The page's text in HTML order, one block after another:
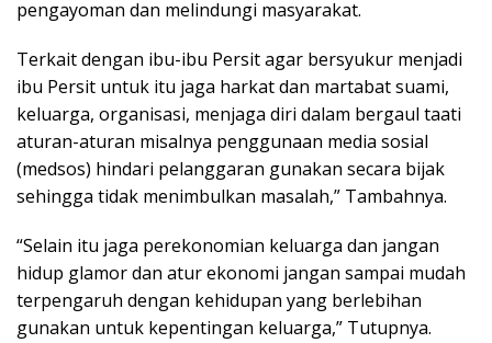
pengayoman dan melindungi masyarakat.
Terkait dengan ibu-ibu Persit agar bersyukur menjadi
ibu Persit untuk itu jaga harkat dan martabat suami,
keluarga, organisasi, menjaga diri dalam bergaul taati
aturan-aturan misalnya penggunaan media sosial
(medsos) hindari pelanggaran gunakan secara bijak
sehingga tidak menimbulkan masalah,” Tambahnya.
“Selain itu jaga perekonomian keluarga dan jangan
hidup glamor dan atur ekonomi jangan sampai mudah
terpengaruh dengan kehidupan yang berlebihan
gunakan untuk kepentingan keluarga,” Tutupnya.